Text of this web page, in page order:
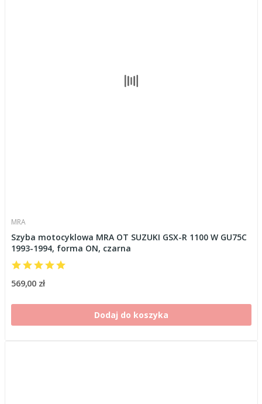
MRA
Szyba motocyklowa MRA OT SUZUKI GSX-R 1100 W GU75C
1993-1994, forma ON, czarna
569,00 zł
Dodaj do koszyka